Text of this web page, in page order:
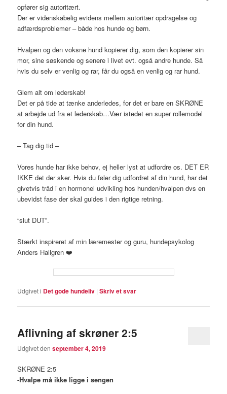
opfører sig autoritært.
Der er videnskabelig evidens mellem autoritær opdragelse og
adfærdsproblemer – både hos hunde og børn.
Hvalpen og den voksne hund kopierer dig, som den kopierer sin
mor, sine søskende og senere i livet evt. også andre hunde. Så
hvis du selv er venlig og rar, får du også en venlig og rar hund.
Glem alt om lederskab!
Det er på tide at tænke anderledes, for det er bare en SKRØNE
at arbejde ud fra et lederskab…Vær istedet en super rollemodel
for din hund.
– Tag dig tid –
Vores hunde har ikke behov, ej heller lyst at udfordre os. DET ER
IKKE det der sker. Hvis du føler dig udfordret af din hund, har det
givetvis tråd i en hormonel udvikling hos hunden/hvalpen dvs en
ubevidst fase der skal guides i den rigtige retning.
“slut DUT”.
Stærkt inspireret af min læremester og guru, hundepsykolog
Anders Hallgren❤️
Udgivet i Det gode hundeliv |Skriv et svar
Aflivning af skrøner 2:5
Udgivet denseptember 4, 2019
SKRØNE 2:5
-Hvalpe må ikke ligge i sengen